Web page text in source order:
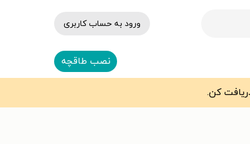
ورود به حساب کاربری
نصب طاقچه